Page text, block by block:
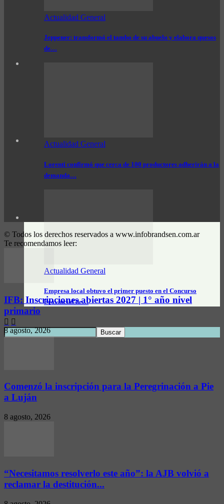
Actualidad General
Jeppener: transformó el tambo de su abuelo y elabora quesos
de…
Actualidad General
Lorenti confirmó que cerca de 100 productores adherirán a la
demanda…
Actualidad General
Empresa local obtuvo el primer puesto en el Concurso
Provincial de…
© Todos los derechos reservados a www.infobrandsen.com.ar
Te recomendamos leer:
IFB: Inscripciones abiertas 2027 | 1° año nivel
primario
8 agosto, 2026
Comenzó la inscripción para la Peregrinación a Pie
a Luján
8 agosto, 2026
“Necesitamos resolverlo este año”: la AJB volvió a
reclamar la destitución...